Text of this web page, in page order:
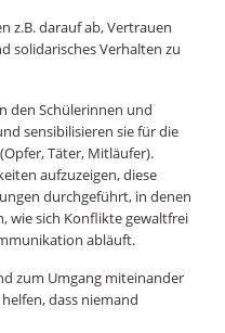
z.B. darauf ab, Vertrauen
solidarisches Verhalten zu
den Schülerinnen und
sensibilisieren sie für die
Täter, Mitläufer).
aufzuzeigen, diese
durchgeführt, in denen
wie sich Konflikte gewaltfrei
abläuft.
zum Umgang miteinander
dass niemand